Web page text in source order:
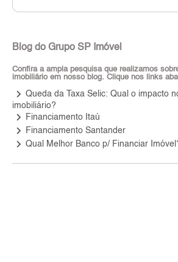
Blog do Grupo SP Imóvel
Confira a ampla pesquisa que realizamos
imobiliário em nosso blog. Clique nos links
keyboard_arrow_right Queda da Taxa Selic: Qual o impacto
imobiliário?
keyboard_arrow_right Financiamento Itaú
keyboard_arrow_right Financiamento Santander
keyboard_arrow_right Qual Melhor Banco p/ Financiar